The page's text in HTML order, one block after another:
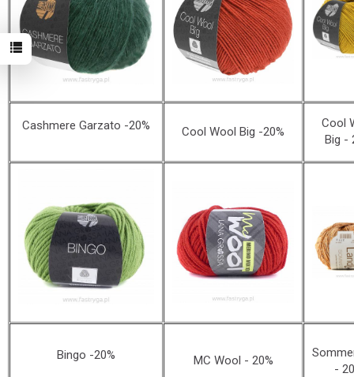
Cashmere Garzato -20% Cool Wool Big -20%
Cool
Big -
Bingo -20% MC Wool - 20%
-